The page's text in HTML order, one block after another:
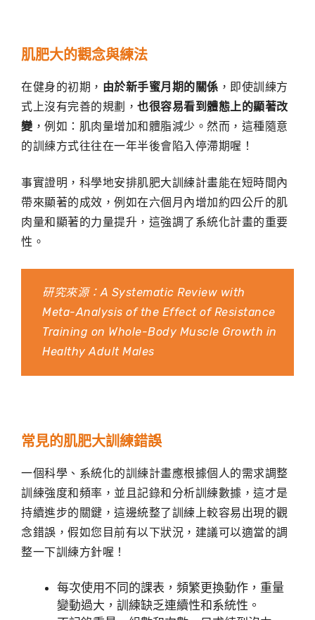
肌肥大的觀念與練法
在健身的初期， 由於新手蜜月期的關係 ，即使訓練方
式上沒有完善的規劃， 也很容易看到體態上的顯著改
變 ，例如：肌肉量增加和體脂減少。然而，這種隨意
的訓練方式往往在一年半後會陷入停滯期喔！
事實證明，科學地安排肌肥大訓練計畫能在短時間內
帶來顯著的成效，例如在六個月內增加約四公斤的肌
肉量和顯著的力量提升，這強調了系統化計畫的重要
性。
研究來源：A Systematic Review with
Meta-Analysis of the Effect of Resistance
Training on Whole-Body Muscle Growth in
Healthy Adult Males
常見的肌肥大訓練錯誤
一個科學、系統化的訓練計畫應根據個人的需求調整
訓練強度和頻率，並且記錄和分析訓練數據，這才是
持續進步的關鍵，這邊統整了訓練上較容易出現的觀
念錯誤，假如您目前有以下狀況，建議可以適當的調
整一下訓練方針喔！
每次使用不同的課表，頻繁更換動作，重量
變動過大，訓練缺乏連續性和系統性。